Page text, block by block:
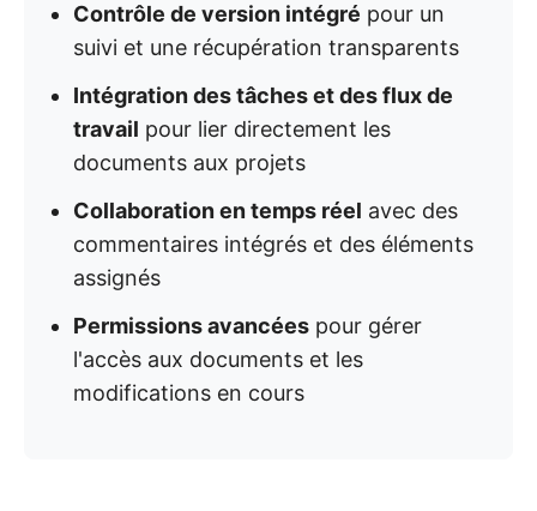
Contrôle de version intégré pour un
suivi et une récupération transparents
Intégration des tâches et des flux de
travail pour lier directement les
documents aux projets
Collaboration en temps réel avec des
commentaires intégrés et des éléments
assignés
Permissions avancées pour gérer
l'accès aux documents et les
modifications en cours